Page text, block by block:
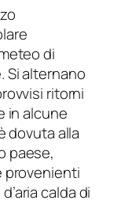
di
Si alternano
ritorni
in alcune
dovuta alla
paese,
provenienti
calda di